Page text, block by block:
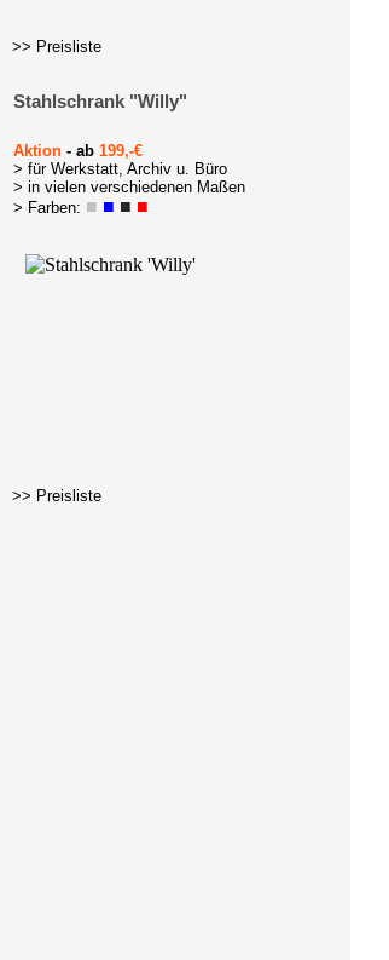
>> Preisliste
Aktion - ab 199,-€
> für Werkstatt, Archiv u. Büro
> in vielen verschiedenen Maßen
> Farben: ■ ■ ■ ■
Stahlschrank "Willy"
>> Preisliste